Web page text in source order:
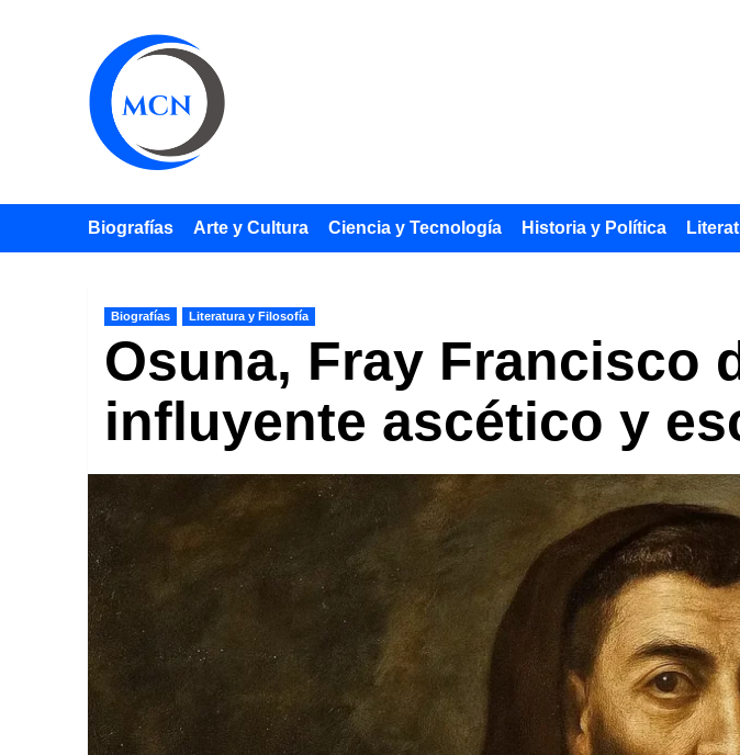
Biografías Arte y Cultura Ciencia y Tecnología Historia y Política
Biografías Literatura y Filosofía
Osuna, Fray Francisco
influyente ascético y